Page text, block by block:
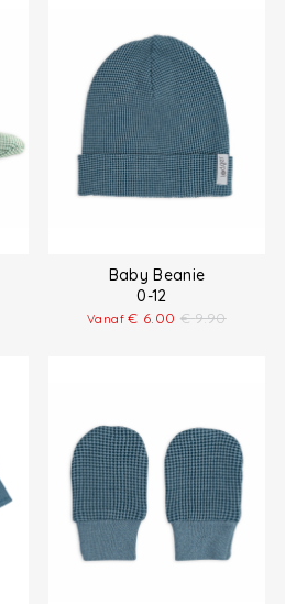
Baby Beanie
0-12
Vanaf€ 6.00 € 9.90